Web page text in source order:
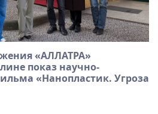
«АЛЛАТРА»
показ научно-
«Нанопластик. Угроза